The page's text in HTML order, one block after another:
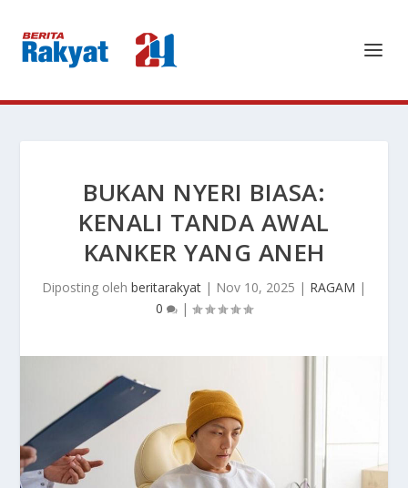
BUKAN NYERI BIASA:
KENALI TANDA AWAL
KANKER YANG ANEH
Diposting oleh beritarakyat | Nov 10, 2025 | RAGAM |
0
|